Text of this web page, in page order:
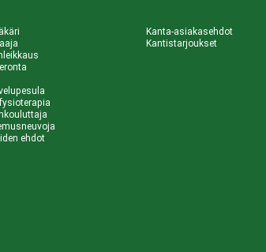
ehdot
Kanta-asiakasehdot
Kantistarjoukset